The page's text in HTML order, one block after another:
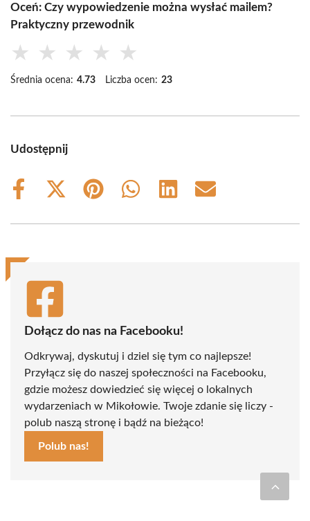
Oceń: Czy wypowiedzenie można wysłać mailem?
Praktyczny przewodnik
★ ★ ★ ★ ★
Średnia ocena: 4.73 Liczba ocen: 23
Udostępnij
Share
Share
(Twitter)
Share
Share
Share
Share
Dołącz do nas na Facebooku!
Odkrywaj, dyskutuj i dziel się tym co najlepsze!
Przyłącz się do naszej społeczności na Facebooku,
gdzie możesz dowiedzieć się więcej o lokalnych
wydarzeniach w Mikołowie. Twoje zdanie się liczy -
polub naszą stronę i bądź na bieżąco!
Polub nas!